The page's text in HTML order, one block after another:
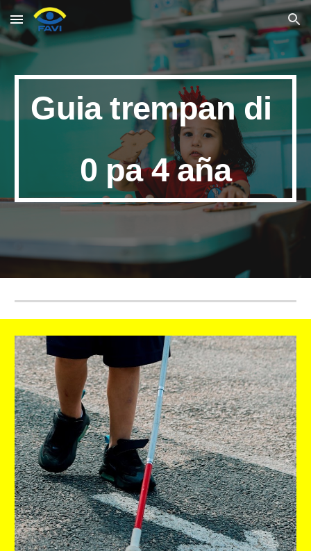
Skip to main content Skip to navigation
Guia trempan di
0 pa 4 aña